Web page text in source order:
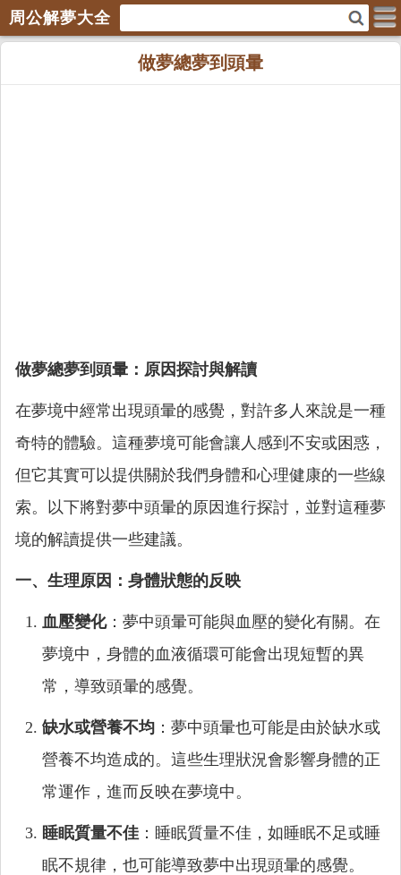
周公解夢大全
做夢總夢到頭暈
做夢總夢到頭暈：原因探討與解讀
在夢境中經常出現頭暈的感覺，對許多人來說是一種
奇特的體驗。這種夢境可能會讓人感到不安或困惑，
但它其實可以提供關於我們身體和心理健康的一些線
索。以下將對夢中頭暈的原因進行探討，並對這種夢
境的解讀提供一些建議。
一、生理原因：身體狀態的反映
血壓變化：夢中頭暈可能與血壓的變化有關。在
夢境中，身體的血液循環可能會出現短暫的異
常，導致頭暈的感覺。
缺水或營養不均 ：夢中頭暈也可能是由於缺水或
營養不均造成的。這些生理狀況會影響身體的正
常運作，進而反映在夢境中。
睡眠質量不佳 ：睡眠質量不佳，如睡眠不足或睡
眠不規律，也可能導致夢中出現頭暈的感覺。